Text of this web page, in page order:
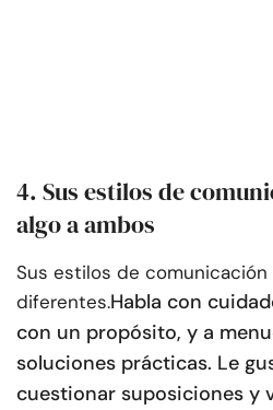
4. Sus estilos de
algo a ambos
Sus estilos de comunicación
diferentes.Habla con
con un propósito, y a
soluciones prácticas. Le
cuestionar suposiciones y